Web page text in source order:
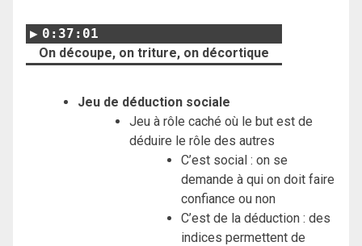
0:37:01
On découpe, on triture, on décortique
Jeu de déduction sociale
Jeu à rôle caché où le but est de
déduire le rôle des autres
C’est social : on se
demande à qui on doit faire
confiance ou non
C’est de la déduction : des
indices permettent de